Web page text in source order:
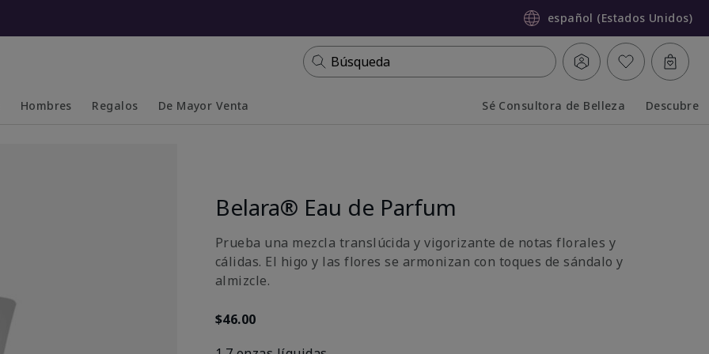
español (Estados Unidos)
Búsqueda
Hombres Regalos De Mayor Venta Sé Consultora de Belleza Descubre
Belara® Eau de Parfum
Prueba una mezcla translúcida y vigorizante de notas florales y
cálidas. El higo y las flores se armonizan con toques de sándalo y
almizcle.
$46.00